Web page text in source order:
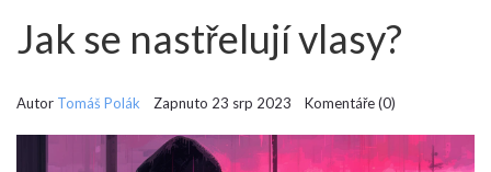
Jak se nastřelují vlasy?
Autor Tomáš Polák Zapnuto 23 srp 2023 Komentáře (0)